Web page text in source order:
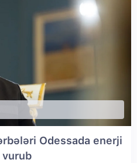
Odessada enerji
vurub